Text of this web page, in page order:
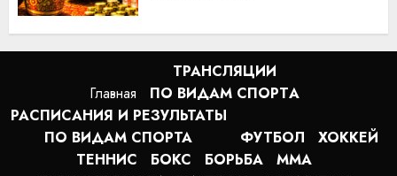
Главная
ТРАНСЛЯЦИИ
ПО ВИДАМ СПОРТA
РАСПИСАНИЯ И РЕЗУЛЬТАТЫ
ПО ВИДАМ СПОРТА
ФУТБОЛ
ХОККЕЙ
ТЕННИС
БОКС БОРЬБА
MMA